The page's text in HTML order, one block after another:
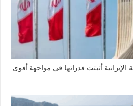
أثبتت قدراتها في مواجهة أقوى